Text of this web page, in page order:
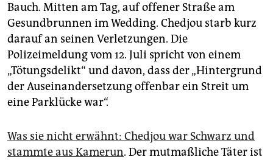
Bauch. Mitten am Tag, auf offener Straße am
Gesundbrunnen im Wedding. Chedjou starb kurz
darauf an seinen Verletzungen. Die
Polizeimeldung vom 12. Juli spricht von einem
„Tötungsdelikt“ und davon, dass der „Hintergrund
der Auseinandersetzung offenbar ein Streit um
eine Parklücke war“.
Was sie nicht erwähnt: Chedjou war Schwarz und
stammte aus Kamerun. Der mutmaßliche Täter ist